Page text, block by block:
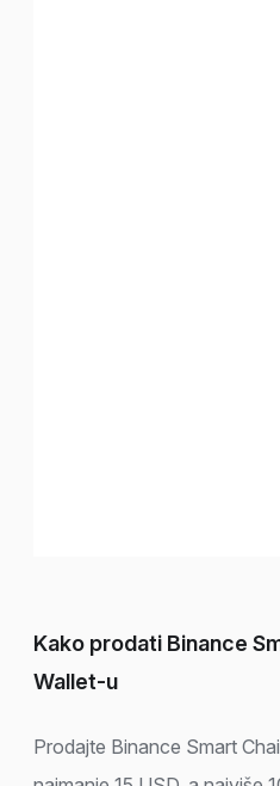
Kako prodati Binance
Wallet-u
Prodajte Binance Smart